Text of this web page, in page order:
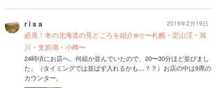
r i s a
必見！冬の北海道の見どころを紹介❄️⛄️〜札幌・定山渓・旭
川・支笏湖・小樽〜
24時頃にお店へ。何組か並んでいたので、20〜30分ほど並びまし
た。（タイミングでは並ばず入れるかも…？？）お店の中は9席の
カウンター。
2019年2月19日